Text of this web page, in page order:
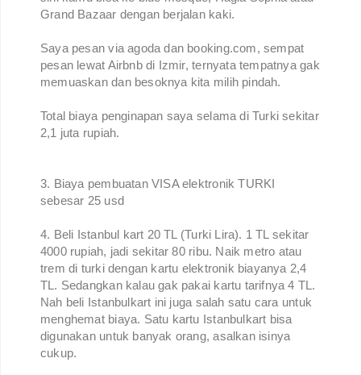
Grand Bazaar dengan berjalan kaki.
Saya pesan via agoda dan booking.com, sempat
pesan lewat Airbnb di Izmir, ternyata tempatnya gak
memuaskan dan besoknya kita milih pindah.
Total biaya penginapan saya selama di Turki sekitar
2,1 juta rupiah.
3. Biaya pembuatan VISA elektronik TURKI
sebesar 25 usd
4. Beli Istanbul kart 20 TL (Turki Lira). 1 TL sekitar
4000 rupiah, jadi sekitar 80 ribu. Naik metro atau
trem di turki dengan kartu elektronik biayanya 2,4
TL. Sedangkan kalau gak pakai kartu tarifnya 4 TL.
Nah beli Istanbulkart ini juga salah satu cara untuk
menghemat biaya. Satu kartu Istanbulkart bisa
digunakan untuk banyak orang, asalkan isinya
cukup.